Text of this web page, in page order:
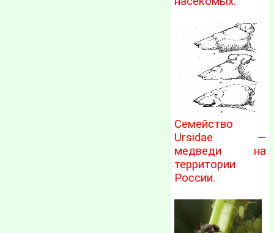
Семейство
Ursidae —
медведи на
территории
России.